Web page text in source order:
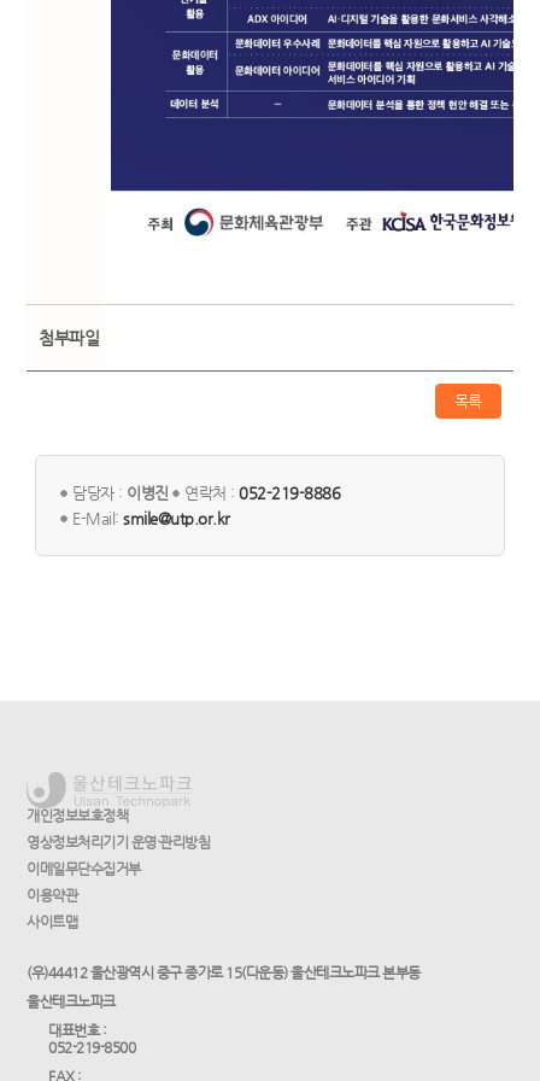
첨부파일
목록
담당자 : 이병진 연락처 :052-219-8886
E-Mail:smile@utp.or.kr
개인정보보호정책
영상정보처리기기 운영·관리방침
이메일무단수집거부
이용약관
사이트맵
(우)44412 울산광역시 중구 종가로 15(다운동) 울산테크노파크 본부동
울산테크노파크
대표번호 :
052-219-8500
FAX :